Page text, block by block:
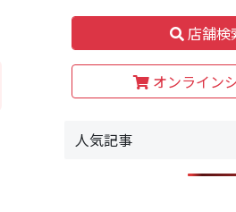
店舗検
オンライン
人気記事